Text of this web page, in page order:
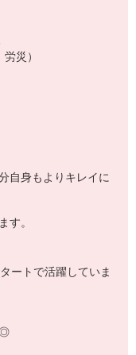
災）
自身もよりキレイに
す。
ートで活躍していま
◎